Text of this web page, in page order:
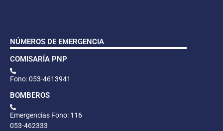
NÚMEROS DE EMERGENCIA
COMISARÍA PNP
Fono: 053-4613941
BOMBEROS
Emergencias Fono: 116
053-462333